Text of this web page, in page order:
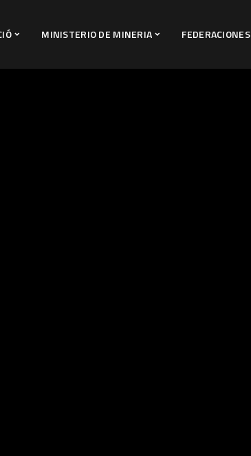
MINISTERIO DE MINERIA FEDERACIONES